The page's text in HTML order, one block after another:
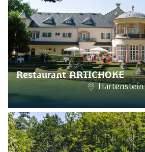
Restaurant ARTICHOKE
Hartenstein